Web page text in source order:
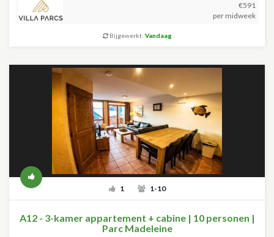
€591
per midweek
Bijgewerkt: Vandaag
1 1-10
A12 - 3-kamer appartement + cabine | 10 personen |
Parc Madeleine